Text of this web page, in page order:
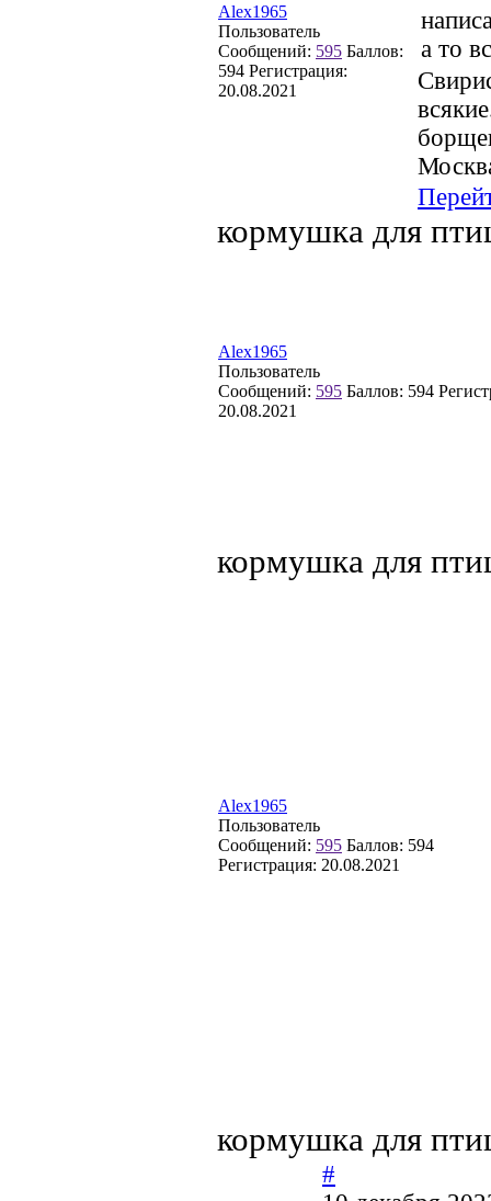
Alex1965
Пользователь
Сообщений: 595 Баллов:
594 Регистрация:
20.08.2021
а то
кормушка для
Alex1965
Пользователь
Сообщений: 595 Баллов: 594
20.08.2021
кормушка для
Alex1965
Пользователь
Сообщений: 595 Баллов: 594
Регистрация: 20.08.2021
кормушка для
#